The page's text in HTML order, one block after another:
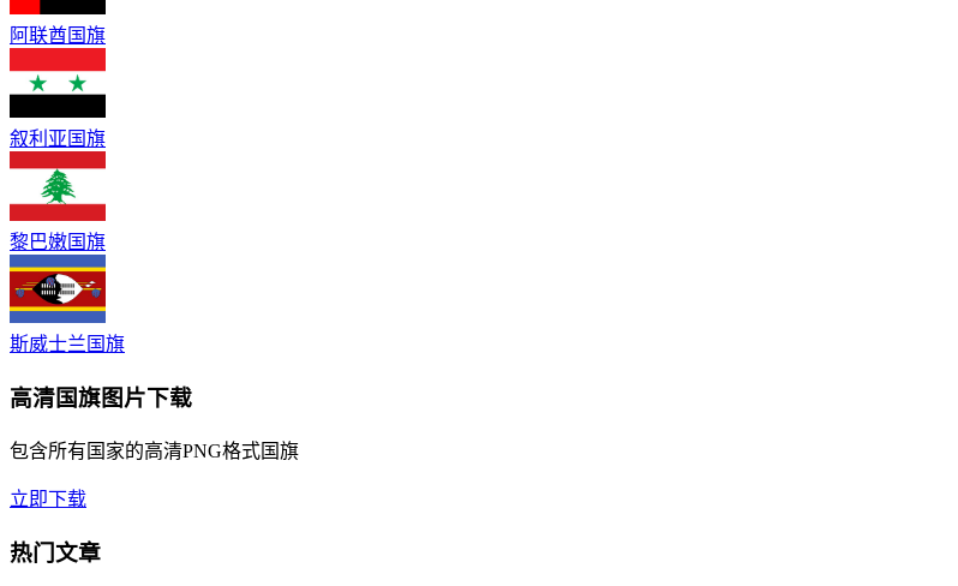
阿联酋国旗
叙利亚国旗
黎巴嫩国旗
斯威士兰国旗
高清国旗图片下载
包含所有国家的高清PNG格式国旗
立即下载
热门文章